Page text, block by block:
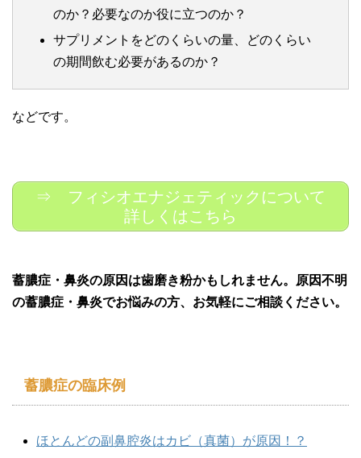
のか？必要なのか役に立つのか？
サプリメントをどのくらいの量、どのくらい
の期間飲む必要があるのか？
などです。
⇒ フィシオエナジェティックについて
詳しくはこちら
蓄膿症・鼻炎の原因は歯磨き粉かもしれません。原因不明
の蓄膿症・鼻炎でお悩みの方、お気軽にご相談ください。
蓄膿症の臨床例
ほとんどの副鼻腔炎はカビ（真菌）が原因！？